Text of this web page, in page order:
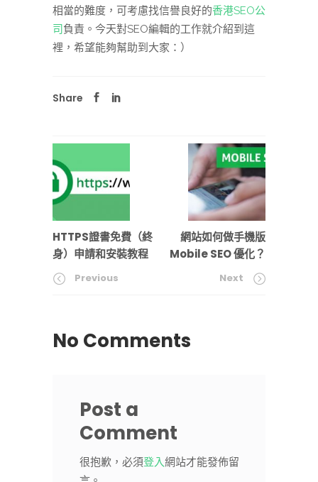
相當的難度，可考慮找信譽良好的香港SEO公
司負責。今天對SEO編輯的工作就介紹到這
裡，希望能夠幫助到大家：）
Share
HTTPS證書免費（終
身）申請和安裝教程
Previous
網站如何做手機版
Mobile SEO 優化？
Next
No Comments
Post a
Comment
很抱歉，必須登入網站才能發佈留